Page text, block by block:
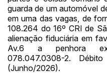
guarda de um automóvel
em uma das vagas, de
108.264 do 16º CRI de
alienação fiduciária em
Av.6 a penhora
078.047.0308-2.
(Junho/2026).